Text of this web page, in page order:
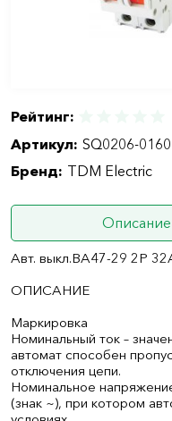
Рейтинг:
Артикул: SQ0206-0160
Бренд: TDM Electric
Описание
Авт. выкл.ВА47-29 2Р
ОПИСАНИЕ
Маркировка
Номинальный ток –
автомат способен
отключения цепи.
Номинальное
(знак ~), при котором